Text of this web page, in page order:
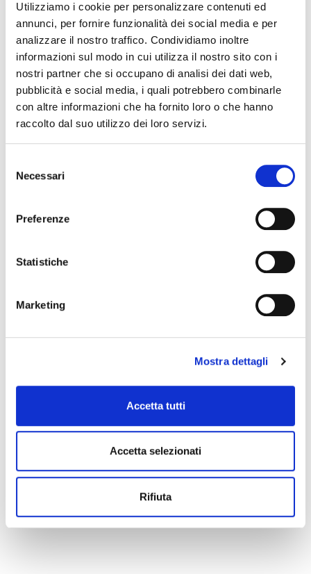
Utilizziamo i cookie per personalizzare contenuti ed
annunci, per fornire funzionalità dei social media e per
analizzare il nostro traffico. Condividiamo inoltre
informazioni sul modo in cui utilizza il nostro sito con i
nostri partner che si occupano di analisi dei dati web,
pubblicità e social media, i quali potrebbero combinarle
con altre informazioni che ha fornito loro o che hanno
raccolto dal suo utilizzo dei loro servizi.
delNecessari
Preferenze
Statistiche
Marketing
Mostra dettagli
Accetta tutti
Accetta selezionati
Rifiuta
31 marzo 2026– La grande scommessa (2015)
Dipartimento di Economia e Management
14 aprile 2026 – Minority Report (2002)
Dipartimento di Giurisprudenza
Un appuntamento settimanale che unisce grande cinema e
ricerca universitaria, aperto a tutta la cittadinanza.
INFO:www.unife.it
The editorial team is not responsible for any inaccuracies or
cancellation, variation, modification of the information of an